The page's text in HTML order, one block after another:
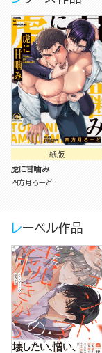
紙版
虎に甘噛み
四方月ろーど
レーベル作品